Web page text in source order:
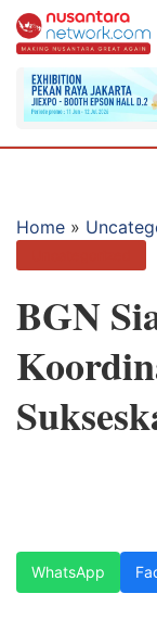
Home »
BGN
WhatsApp